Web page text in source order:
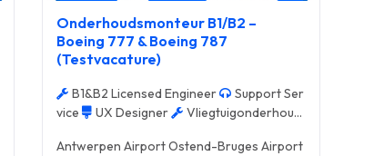
Onderhoudsmonteur B1/B2 –
Boeing 777 & Boeing 787
(Testvacature)
B1&B2 Licensed Engineer
Support Ser
vice
UX Designer
Vliegtuigonderhoud
Antwerpen Airport Ostend-Bruges Airport